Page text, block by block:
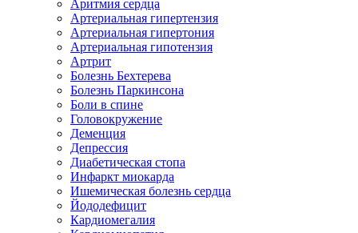
Аритмия сердца
Артериальная гипертензия
Артериальная гипертония
Артериальная гипотензия
Артрит
Болезнь Бехтерева
Болезнь Паркинсона
Боли в спине
Головокружение
Деменция
Депрессия
Диабетическая стопа
Инфаркт миокарда
Ишемическая болезнь сердца
Йододефицит
Кардиомегалия